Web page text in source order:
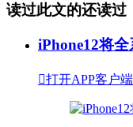
读过此文的还读过
iPhone12将
打开APP客户端